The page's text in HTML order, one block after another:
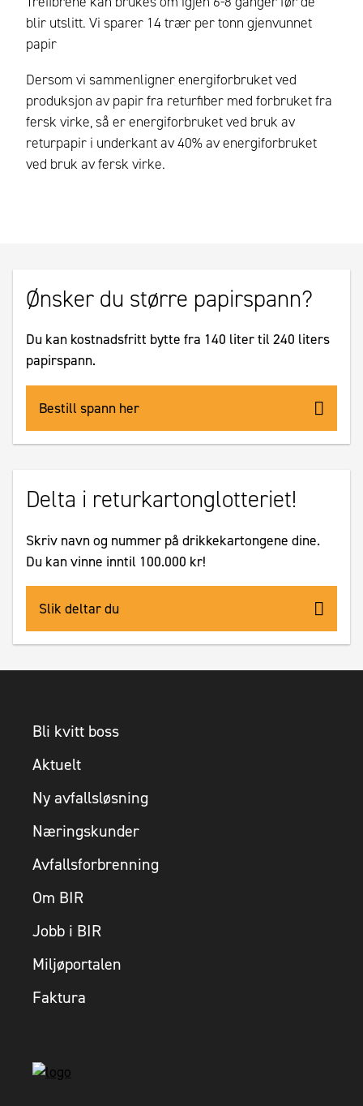
blir utslitt. Vi sparer 14 trær per tonn gjenvunnet
papir
Dersom vi sammenligner energiforbruket ved
produksjon av papir fra returfiber med forbruket fra
fersk virke, så er energiforbruket ved bruk av
returpapir i underkant av 40% av energiforbruket
ved bruk av fersk virke.
Ønsker du større papirspann?
Du kan kostnadsfritt bytte fra 140 liter til 240 liters
papirspann.
Bestill spann her
Delta i returkartonglotteriet!
Skriv navn og nummer på drikkekartongene dine.
Du kan vinne inntil 100.000 kr!
Slik deltar du
Bli kvitt boss
Aktuelt
Ny avfallsløsning
Næringskunder
Avfallsforbrenning
Om BIR
Jobb i BIR
Miljøportalen
Faktura